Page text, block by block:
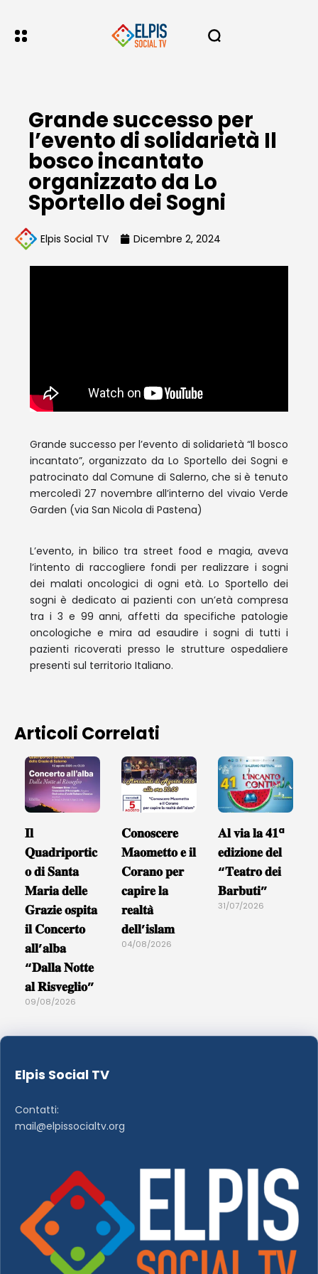
Grande successo per
l’evento di solidarietà Il
bosco incantato
organizzato da Lo
Sportello dei Sogni
Elpis Social TV Dicembre 2, 2024
Grande successo per l’evento di solidarietà “Il bosco
incantato”, organizzato da Lo Sportello dei Sogni e
patrocinato dal Comune di Salerno, che si è tenuto
mercoledì 27 novembre all’interno del vivaio Verde
Garden (via San Nicola di Pastena)
L’evento, in bilico tra street food e magia, aveva
l’intento di raccogliere fondi per realizzare i sogni
dei malati oncologici di ogni età. Lo Sportello dei
sogni è dedicato ai pazienti con un’età compresa
tra i 3 e 99 anni, affetti da specifiche patologie
oncologiche e mira ad esaudire i sogni di tutti i
pazienti ricoverati presso le strutture ospedaliere
presenti sul territorio Italiano.
Articoli Correlati
𝐈𝐥
𝐐𝐮𝐚𝐝𝐫𝐢𝐩𝐨𝐫𝐭𝐢𝐜
𝐨 𝐝𝐢 𝐒𝐚𝐧𝐭𝐚
𝐌𝐚𝐫𝐢𝐚 𝐝𝐞𝐥𝐥𝐞
𝐆𝐫𝐚𝐳𝐢𝐞 𝐨𝐬𝐩𝐢𝐭𝐚
𝐢𝐥 𝐂𝐨𝐧𝐜𝐞𝐫𝐭𝐨
𝐚𝐥𝐥’𝐚𝐥𝐛𝐚
“𝐃𝐚𝐥𝐥𝐚 𝐍𝐨𝐭𝐭𝐞
𝐚𝐥 𝐑𝐢𝐬𝐯𝐞𝐠𝐥𝐢𝐨”
09/08/2026
𝐂𝐨𝐧𝐨𝐬𝐜𝐞𝐫𝐞
𝐌𝐚𝐨𝐦𝐞𝐭𝐭𝐨 𝐞 𝐢𝐥
𝐂𝐨𝐫𝐚𝐧𝐨 𝐩𝐞𝐫
𝐜𝐚𝐩𝐢𝐫𝐞 𝐥𝐚
𝐫𝐞𝐚𝐥𝐭𝐚̀
𝐝𝐞𝐥𝐥’𝐢𝐬𝐥𝐚𝐦
04/08/2026
𝐀𝐥 𝐯𝐢𝐚 𝐥𝐚 𝟒𝟏ª
𝐞𝐝𝐢𝐳𝐢𝐨𝐧𝐞 𝐝𝐞𝐥
“𝐓𝐞𝐚𝐭𝐫𝐨 𝐝𝐞𝐢
𝐁𝐚𝐫𝐛𝐮𝐭𝐢”
31/07/2026
Elpis Social TV
Contatti:
mail@elpissocialtv.org